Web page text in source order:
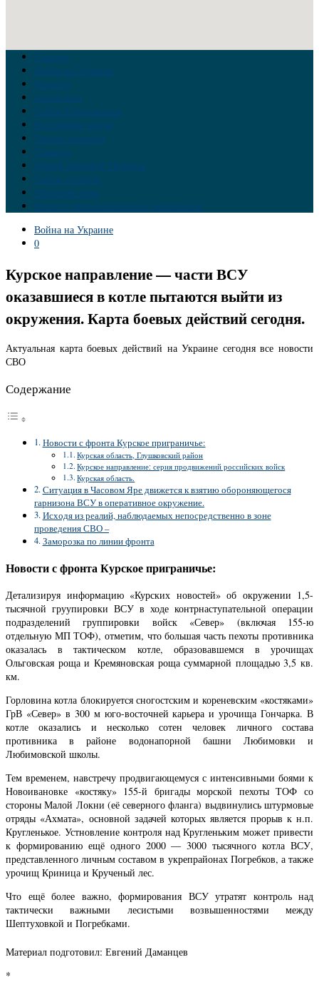
Главная
Война на Украине
Новости
Аналитика
Тайны Геополитики
Российские элиты
Теория заговора
Украина
Новый Мировой Порядок
Тайны истории
Обратная связь
Правила комментирования материалов
Война на Украине
0
Курское направление — части ВСУ
оказавшиеся в котле пытаются выйти из
окружения. Карта боевых действий сегодня.
Актуальная карта боевых действий на Украине сегодня все новости
СВО
Содержание
Новости с фронта Курское приграничье:
Курская область, Глушковский район
Курское направление: серия продвижений российских войск
Курская область.
Ситуация в Часовом Яре движется к взятию обороняющегося
гарнизона ВСУ в оперативное окружение.
Исходя из реалий, наблюдаемых непосредственно в зоне
проведения СВО –
Заморозка по линии фронта
Новости с фронта Курское приграничье:
Детализируя информацию «Курских новостей» об окружении 1,5-
тысячной груупировки ВСУ в ходе контрнаступательной операции
подразделений группировки войск «Север» (включая 155-ю
отдельную МП ТОФ), отметим, что большая часть пехоты противника
оказалась в тактическом котле, образовавшемся в урочищах
Ольговская роща и Кремяновская роща суммарной площадью 3,5 кв.
км.
Горловина котла блокируется сногостским и кореневским «костяками»
ГрВ «Север» в 300 м юго-восточней карьера и урочища Гончарка. В
котле оказались и несколько сотен человек личного состава
противника в районе водонапорной башни Любимовки и
Любимовской школы.
Тем временем, навстречу продвигающемуся с интенсивными боями к
Новоивановке «костяку» 155-й бригады морской пехоты ТОФ со
стороны Малой Локни (её северного фланга) выдвинулись штурмовые
отряды «Ахмата», основной задачей которых является прорыв к н.п.
Кругленькое. Устновление контроля над Кругленьким может привести
к формированию ещё одного 2000 — 3000 тысячного котла ВСУ,
представленного личным составом в укрепрайонах Погребков, а также
урочищ Криница и Крученый лес.
Что ещё более важно, формирования ВСУ утратят контроль над
тактически важными лесистыми возвышенностями между
Шептуховкой и Погребками.
Материал подготовил: Евгений Даманцев
*